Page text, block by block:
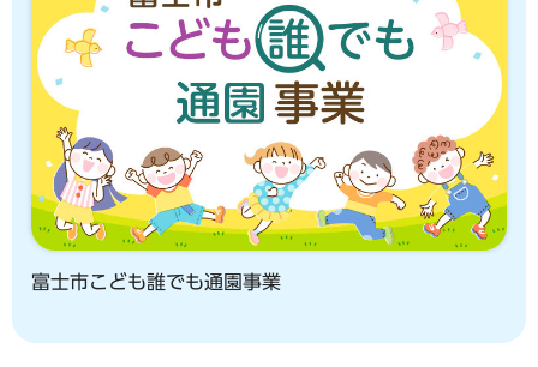
富士市こども誰でも通園事業